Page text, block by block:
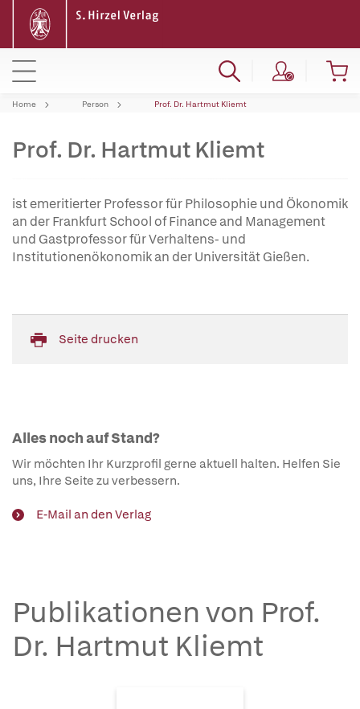
Home Person Prof. Dr. Hartmut Kliemt
Prof. Dr. Hartmut Kliemt
ist emeritierter Professor für Philosophie und Ökonomik
an der Frankfurt School of Finance and Management
und Gastprofessor für Verhaltens- und
Institutionenökonomik an der Universität Gießen.
Seite drucken
Alles noch auf Stand?
Wir möchten Ihr Kurzprofil gerne aktuell halten. Helfen Sie
uns, Ihre Seite zu verbessern.
E-Mail an den Verlag
Publikationen von Prof.
Dr. Hartmut Kliemt